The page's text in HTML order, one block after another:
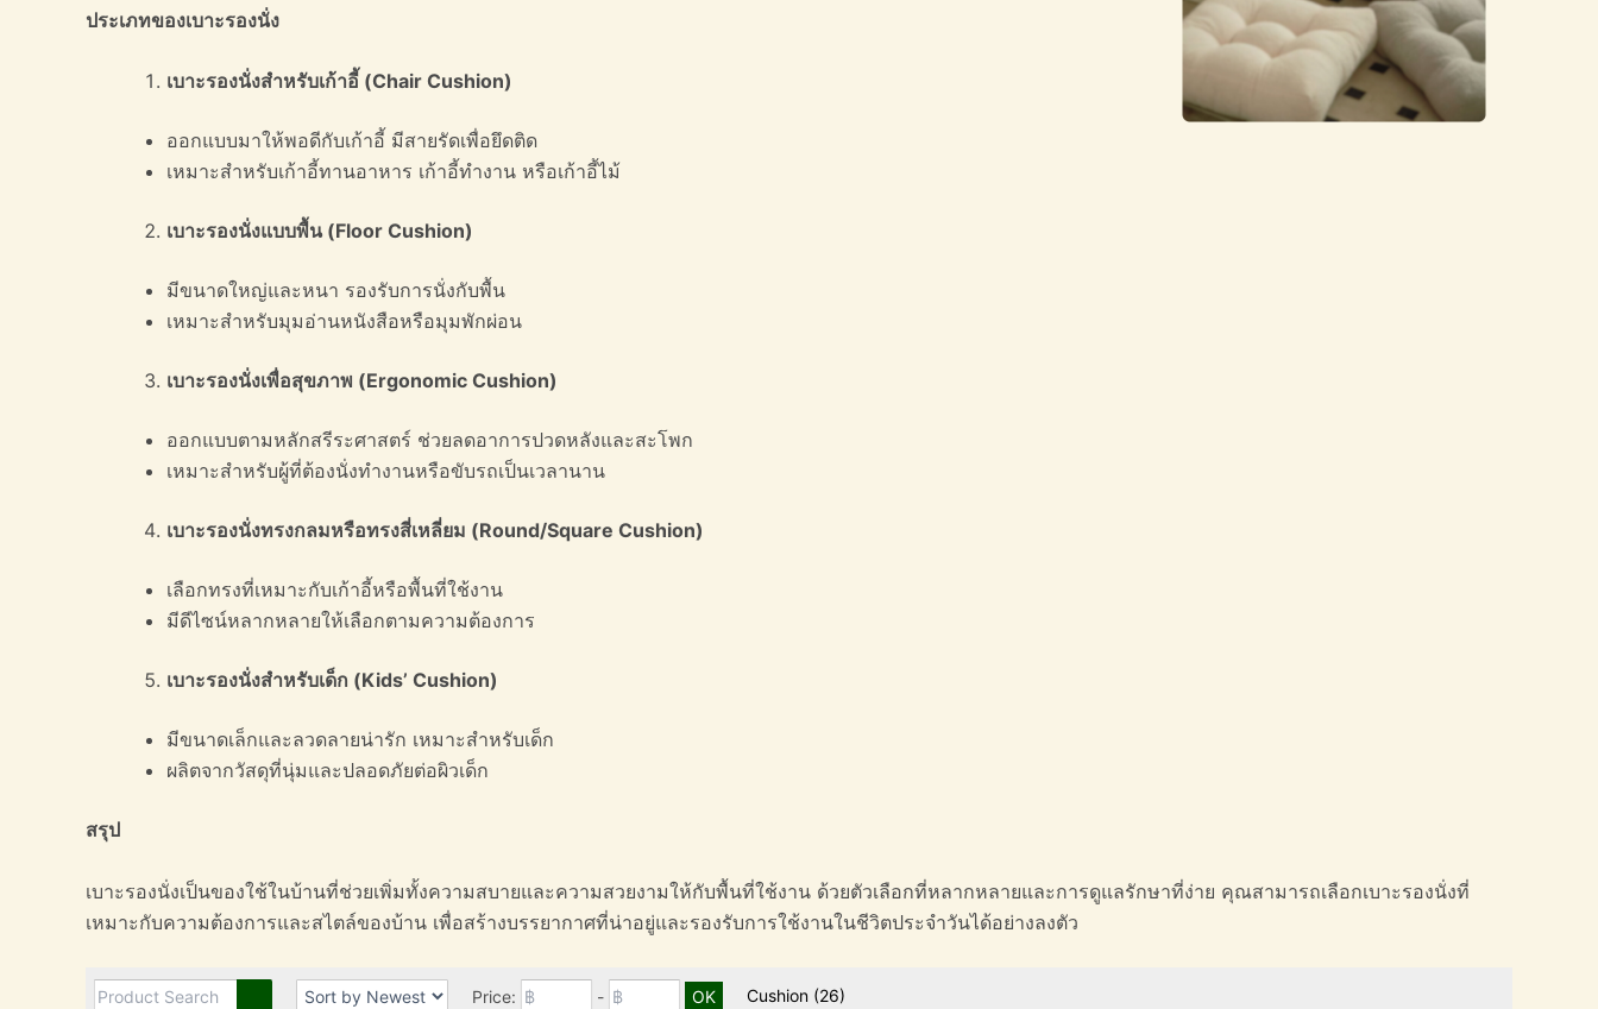
ประเภทของเบาะรองนั่ง
เบาะรองนั่งสำหรับเก้าอี้ (Chair Cushion)
ออกแบบมาให้พอดีกับเก้าอี้ มีสายรัดเพื่อยึดติด
เหมาะสำหรับเก้าอี้ทานอาหาร เก้าอี้ทำงาน หรือเก้าอี้ไม้
เบาะรองนั่งแบบพื้น (Floor Cushion)
มีขนาดใหญ่และหนา รองรับการนั่งกับพื้น
เหมาะสำหรับมุมอ่านหนังสือหรือมุมพักผ่อน
เบาะรองนั่งเพื่อสุขภาพ (Ergonomic Cushion)
ออกแบบตามหลักสรีระศาสตร์ ช่วยลดอาการปวดหลังและสะโพก
เหมาะสำหรับผู้ที่ต้องนั่งทำงานหรือขับรถเป็นเวลานาน
เบาะรองนั่งทรงกลมหรือทรงสี่เหลี่ยม (Round/Square Cushion)
เลือกทรงที่เหมาะกับเก้าอี้หรือพื้นที่ใช้งาน
มีดีไซน์หลากหลายให้เลือกตามความต้องการ
เบาะรองนั่งสำหรับเด็ก (Kids’ Cushion)
มีขนาดเล็กและลวดลายน่ารัก เหมาะสำหรับเด็ก
ผลิตจากวัสดุที่นุ่มและปลอดภัยต่อผิวเด็ก
สรุป
เบาะรองนั่งเป็นของใช้ในบ้านที่ช่วยเพิ่มทั้งความสบายและความสวยงามให้กับพื้นที่ใช้งาน ด้วยตัวเลือกที่หลากหลายและการดูแลรักษาที่ง่าย คุณสามารถเลือกเบาะรองนั่งที่
เหมาะกับความต้องการและสไตล์ของบ้าน เพื่อสร้างบรรยากาศที่น่าอยู่และรองรับการใช้งานในชีวิตประจำวันได้อย่างลงตัว
Price: - Cushion (26)